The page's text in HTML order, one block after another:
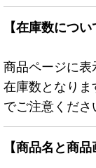
【在庫数につい
商品ページに
在庫数となり
でご注意くださ
【商品名と商